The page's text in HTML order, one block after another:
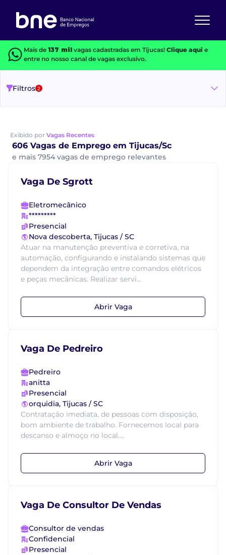
Mais de 137 milvagas cadastradas em Tijucas! Clique aquie
entre no nosso canal de vagas exclusivo.
Filtros 2
Exibido por Vagas Recentes
606 Vagas de Emprego em Tijucas/Sc
e mais 7954 vagas de emprego relevantes
Vaga De Sgrott
Eletromecânico
*********
Presencial
Nova descoberta, Tijucas / SC
Atuar na manutenção preventiva e corretiva, na
automação, configurando e instalando sistemas que
dependem da integração entre comandos elétricos
e peças mecânicas. Realizar servi...
Abrir Vaga
Vaga De Pedreiro
Pedreiro
anitta
Presencial
orquidia, Tijucas / SC
Contratação imediata, de pessoas com disposição,
bom ambiente de trabalho. Fornecemos local para
descanso e almoço no local....
Abrir Vaga
Vaga De Consultor De Vendas
Consultor de vendas
Confidencial
Presencial